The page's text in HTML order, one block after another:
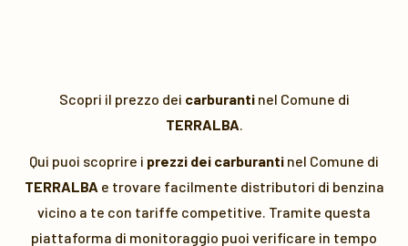
Scopri il prezzo dei carburantinel Comune di
TERRALBA.
Qui puoi scoprire i prezzi dei carburanti nel Comune di
TERRALBA e trovare facilmente distributori di benzina
vicino a te con tariffe competitive. Tramite questa
piattaforma di monitoraggio puoi verificare in tempo